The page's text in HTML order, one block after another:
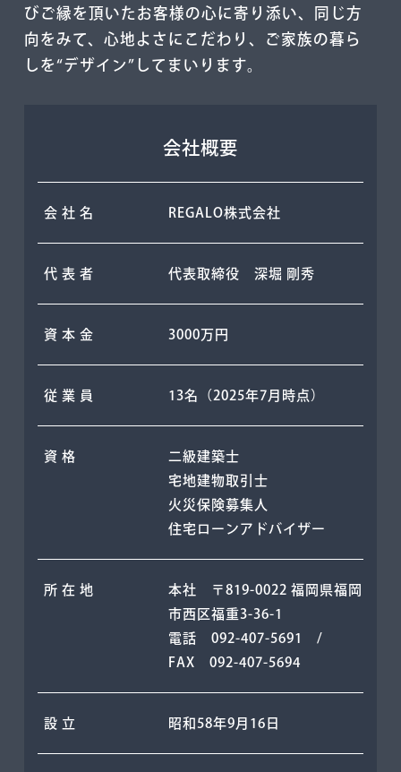
びご縁を頂いたお客様の⼼に寄り添い、同じ⽅
向をみて、⼼地よさにこだわり、ご家族の暮ら
しを“デザイン”してまいります。
会社概要
会 社 名 REGALO株式会社
代 表 者 代表取締役 深堀 剛秀
資 本 ⾦ 3000万円
従 業 員 13名（2025年7月時点）
資 格
二級建築士
宅地建物取引士
火災保険募集人
住宅ローンアドバイザー
所 在 地
本社 〒819-0022 福岡県福岡
市⻄区福重3-36-1
電話 092-407-5691 /
FAX 092-407-5694
設 ⽴ 昭和58年9⽉16⽇